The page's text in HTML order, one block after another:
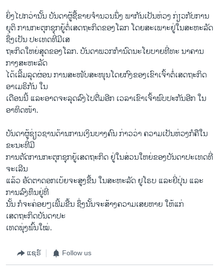
​ຍິ່ງໄປກວ່ານັ້ນ ບັນດາ​ຜູ້​ຊື້ຂາຍ​ຈໍານວນ​ນຶ່ງ ພາກັນເປັນ​ຫ່ວງ ​ກ່ຽວ​ກັບການ​
ຍຸຕິ ການ​ກະ​ຕຸກຊຸກຍູ້ຕໍ່ເສດຖະກິດ​ຂອງ​ໂລກ ​ໂດຍ​ສະ​ເພາະ​ຢູ່​ໃນສະຫະລັດ
​ຊຶ່ງເປັນ ປະເທດທີ່ມີເສ
​ຖະກິດໃຫຍ່​ສຸດ​ຂອງ​ໂລກ. ບັນດາພວກກຳນົດນະໂຍບາຍທີ່​ທະ ນາຄານ
ກາງ​ສະຫະລັດ
​ໄດ້​ເລີ້ມ​ລຸດຜ່ອນ ການ​ສະໜັບສະໜຸນ​ໂດຍ​ກົງ​ຂອງ​ເຂົາ​ເຈົ້າ​ຕໍ່​ເສດຖະກິດ
ອາ​ເມຣິກັນ ​ໃນ
​ເດືອນ​ນີ້ ​ແລະ​ອາດ​ຈະ​ລຸດລົງ​ໄປ​ຕື່ມອີກ ​ເວລາ​ເຂົາ​ເຈົ້າ​ພົບ​ປະກັນ​ອີກ ໃນ
ອາທິດ​ໜ້າ.
ບັນດາ​ຜູ້​ຊ່ຽວຊານ​ດ້ານ​ການ​ເງິນ​ບາງຄົນ ກ່າວ​ວ່າ ຄວາມ​ເປັນ​ຫ່ວງ​ກໍ​ຄືໃນ​
ຂະນະ​ທີ່​ມີ
ການຕັດການ​ກະ​ຕຸກຊຸກຍູ້​ເສດຖະກິດ ຢູ່ໃນສ່ວນໃຫຍ່ຂອງບັນດາປະເທດທີ່
ຈະເລີນ
ແລ້ວ ອັດຕາດອກ​ເບ້ຍຈະ​ສູງ​ຂື້ນ​ ໃນສະຫະລັດ ຢູ​ໂຣບ ​ແລະ​ຍີ່​ປຸ່ນ ​ແລະ​
ການ​ລົງທຶນ​ຢູ່ທີ່​
ນັ້ນ ກໍຈະຄ່ອຍໆ​ເພີ້​ມຂື້ນ ຊຶ່ງນັ້ນຈະສ້າງຄວາມເສຍຫາຍ ໃຫ້ແກ່​
ເສດຖະກິດ​ບັນດາປະ
ເທດພຸ່ງພົ້ນໃໝ່.
ແຊຣ໌ Follow us